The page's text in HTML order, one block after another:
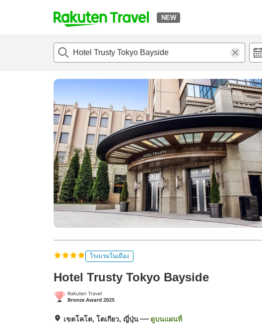
NEW
t
p
a
e
_
s
e
a
r
c
h
แนะนำที่พักห้องพักและแพลนพักรีวิวสิ่่งอำนวยความสะดวก
โรงแรมในเมือง
Hotel Trusty Tokyo Bayside
เขตโคโต, โตเกียว, ญี่ปุ่น ดูบนแผนที่